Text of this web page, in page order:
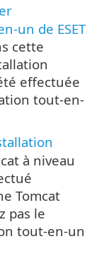
un de ESET
cette
effectuée
tout-en-
à niveau
Tomcat
pas le
tout-en-un